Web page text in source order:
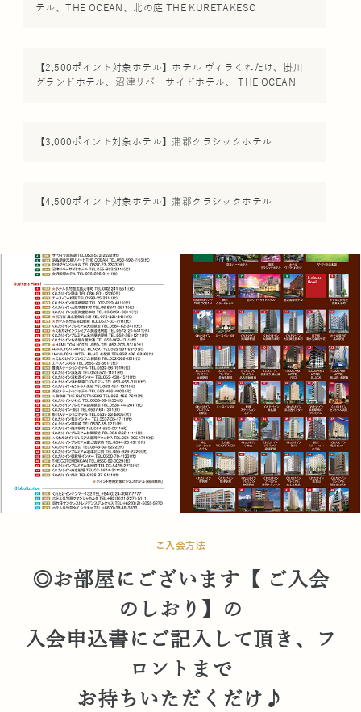
テル、THE OCEAN、北の庭 THE KURETAKESO
【2,500ポイント対象ホテル】ホテル ヴィラくれたけ、掛川
グランドホテル、沼津リバーサイドホテル、 THE OCEAN
【3,000ポイント対象ホテル】蒲郡クラシックホテル
【4,500ポイント対象ホテル】蒲郡クラシックホテル
ご入会方法
◎お部屋にございます【 ご入会
のしおり】の
入会申込書にご記入して頂き、フ
ロントまで
お持ちいただくだけ♪